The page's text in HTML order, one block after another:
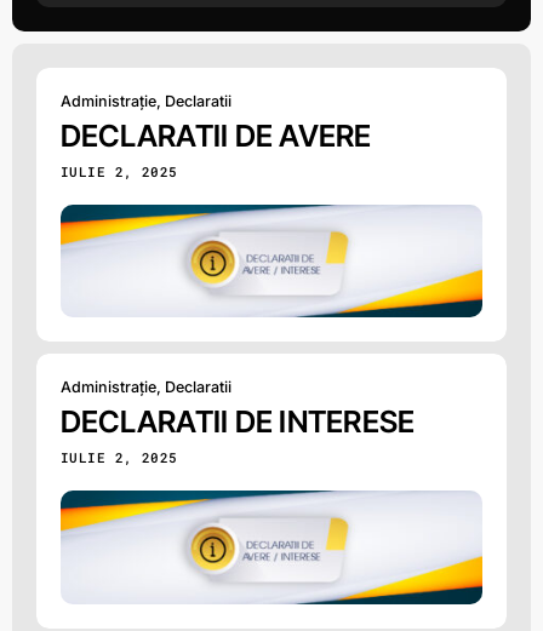
Administrație Declaratii
DECLARATII DE AVERE
IULIE 2, 2025
Administrație, Declaratii
DECLARATII DE INTERESE
IULIE 2, 2025